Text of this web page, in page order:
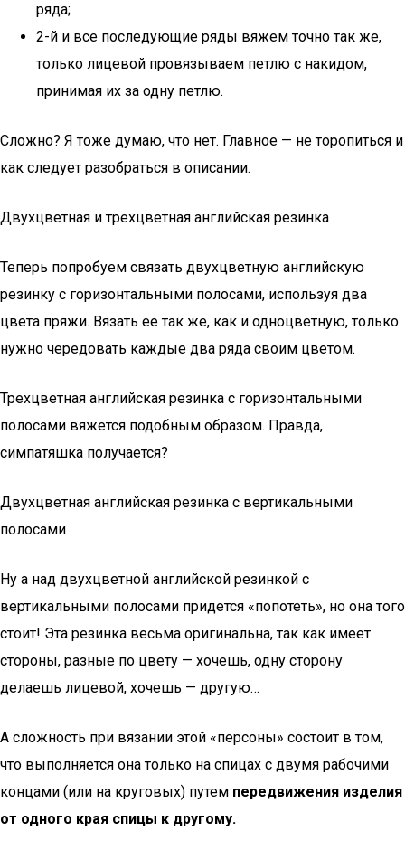
ряда;
2-й и все последующие ряды вяжем точно так же,
только лицевой провязываем петлю с накидом,
принимая их за одну петлю.
Сложно? Я тоже думаю, что нет. Главное — не торопиться и
как следует разобраться в описании.
Двухцветная и трехцветная английская резинка
Теперь попробуем связать двухцветную английскую
резинку с горизонтальными полосами, используя два
цвета пряжи. Вязать ее так же, как и одноцветную, только
нужно чередовать каждые два ряда своим цветом.
Трехцветная английская резинка с горизонтальными
полосами вяжется подобным образом. Правда,
симпатяшка получается?
Двухцветная английская резинка с вертикальными
полосами
Ну а над двухцветной английской резинкой с
вертикальными полосами придется «попотеть», но она того
стоит! Эта резинка весьма оригинальна, так как имеет
стороны, разные по цвету — хочешь, одну сторону
делаешь лицевой, хочешь — другую…
А сложность при вязании этой «персоны» состоит в том,
что выполняется она только на спицах с двумя рабочими
концами (или на круговых) путем передвижения изделия
от одного края спицы к другому.